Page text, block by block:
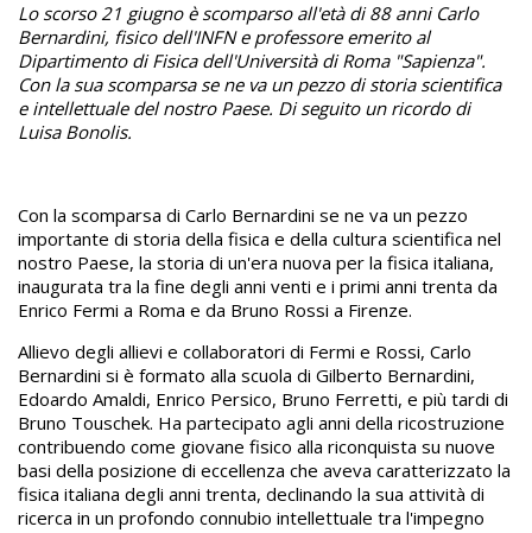
Lo scorso 21 giugno è scomparso all'età di 88 anni Carlo
Bernardini, fisico dell'INFN e professore emerito al
Dipartimento di Fisica dell'Università di Roma "Sapienza".
Con la sua scomparsa se ne va un pezzo di storia scientifica
e intellettuale del nostro Paese. Di seguito un ricordo di
Luisa Bonolis.
Con la scomparsa di Carlo Bernardini se ne va un pezzo
importante di storia della fisica e della cultura scientifica nel
nostro Paese, la storia di un'era nuova per la fisica italiana,
inaugurata tra la fine degli anni venti e i primi anni trenta da
Enrico Fermi a Roma e da Bruno Rossi a Firenze.
Allievo degli allievi e collaboratori di Fermi e Rossi, Carlo
Bernardini si è formato alla scuola di Gilberto Bernardini,
Edoardo Amaldi, Enrico Persico, Bruno Ferretti, e più tardi di
Bruno Touschek. Ha partecipato agli anni della ricostruzione
contribuendo come giovane fisico alla riconquista su nuove
basi della posizione di eccellenza che aveva caratterizzato la
fisica italiana degli anni trenta, declinando la sua attività di
ricerca in un profondo connubio intellettuale tra l'impegno